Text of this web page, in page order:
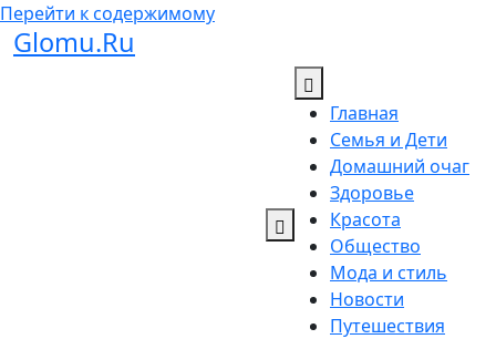
Перейти к содержимому
Glomu.Ru
Главная
Семья и Дети
Домашний очаг
Здоровье
Красота
Общество
Мода и стиль
Новости
Путешествия